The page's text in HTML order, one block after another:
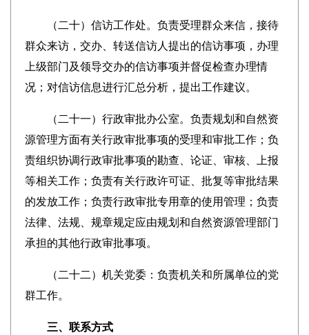
（ 二十）信访工作处。负责受理群众来信，接待
群众来访，交办、转送信访人提出的信访事项，办理
上级部门及领导交办的信访事项并督促检查办理情
况；对信访信息进行汇总分析，提出工作建议。
（ 二十一）行政审批办公室。负责规划和自然资
源管理方面有关行政审批事项的受理和审批工作；负
责组织协调行政审批事项的勘查、论证、审核、上报
等相关工作；负责有关行政许可证、批复等审批结果
的发放工作；负责行政审批专用章的使用管理；负责
法律、法规、规章规定应由规划和自然资源管理部门
承担的其他行政审批事项。
（ 二十二 ）机关党委：负责机关和所属单位的党
群工作。
三、联系方式